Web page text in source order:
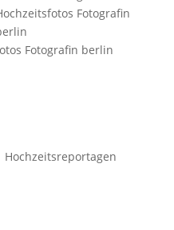
Hochzeitsreportagen